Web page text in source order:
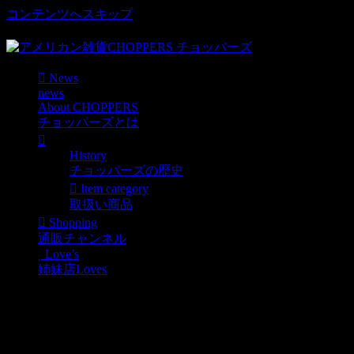
コンテンツへスキップ
News
news
About CHOPPERS
チョッパーズとは
History
チョッパーズの歴史
Item category
取扱い商品
Shopping
通販チャンネル
Love’s
姉妹店Loves